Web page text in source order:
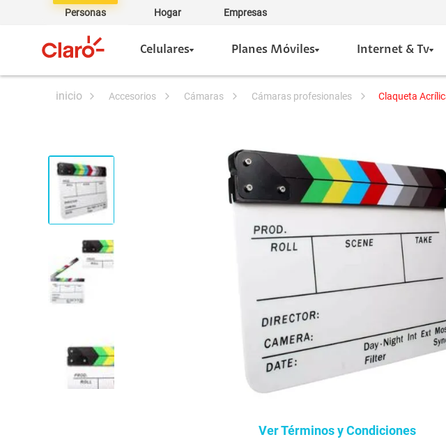
Personas Hogar Empresas
Celulares Planes Móviles Internet & Tv
accesorios cámaras cámaras profesionales Claqueta
Ver Términos y Condiciones